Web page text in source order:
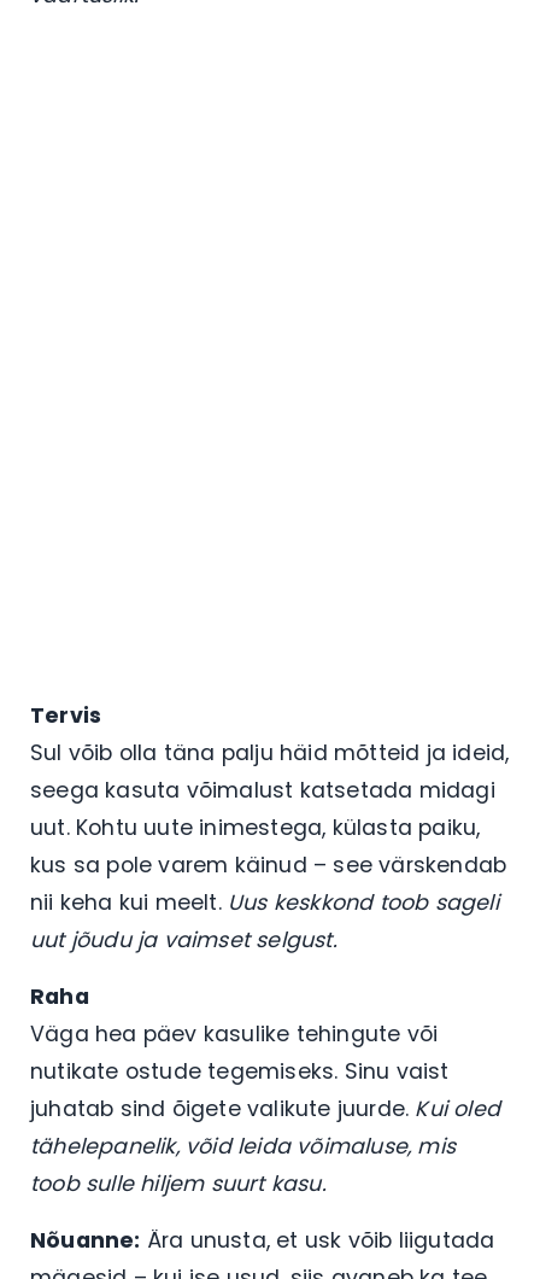
Tervis
Sul võib olla täna palju häid mõtteid ja ideid,
seega kasuta võimalust katsetada midagi
uut. Kohtu uute inimestega, külasta paiku,
kus sa pole varem käinud – see värskendab
nii keha kui meelt. Uus keskkond toob sageli
uut jõudu ja vaimset selgust.
Raha
Väga hea päev kasulike tehingute või
nutikate ostude tegemiseks. Sinu vaist
juhatab sind õigete valikute juurde. Kui oled
tähelepanelik, võid leida võimaluse, mis
toob sulle hiljem suurt kasu.
Nõuanne: Ära unusta, et usk võib liigutada